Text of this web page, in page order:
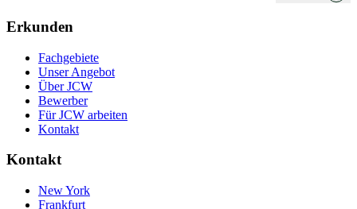
Erkunden
Fachgebiete
Unser Angebot
Über JCW
Bewerber
Für JCW arbeiten
Kontakt
Kontakt
New York
Frankfurt